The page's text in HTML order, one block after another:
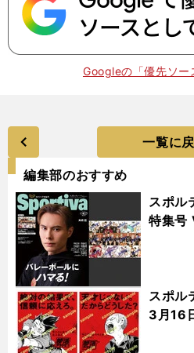
Googleの「優先ソー
一覧に
編集部のおすすめ
スポ
特集
スポ
3月16